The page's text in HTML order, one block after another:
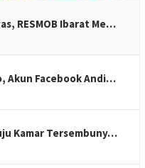
RESMOB Ibarat Me…
Akun Facebook Andi…
Kamar Tersembuny…